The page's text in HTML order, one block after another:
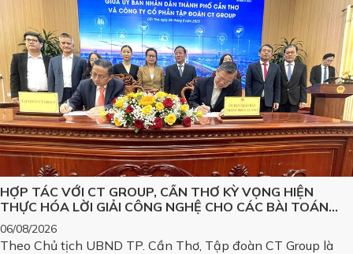
HỢP TÁC VỚI CT GROUP, CẦN THƠ KỲ VỌNG HIỆN
THỰC HÓA LỜI GIẢI CÔNG NGHỆ CHO CÁC BÀI TOÁN
LỚN
06/08/2026
Theo Chủ tịch UBND TP. Cần Thơ, Tập đoàn CT Group là